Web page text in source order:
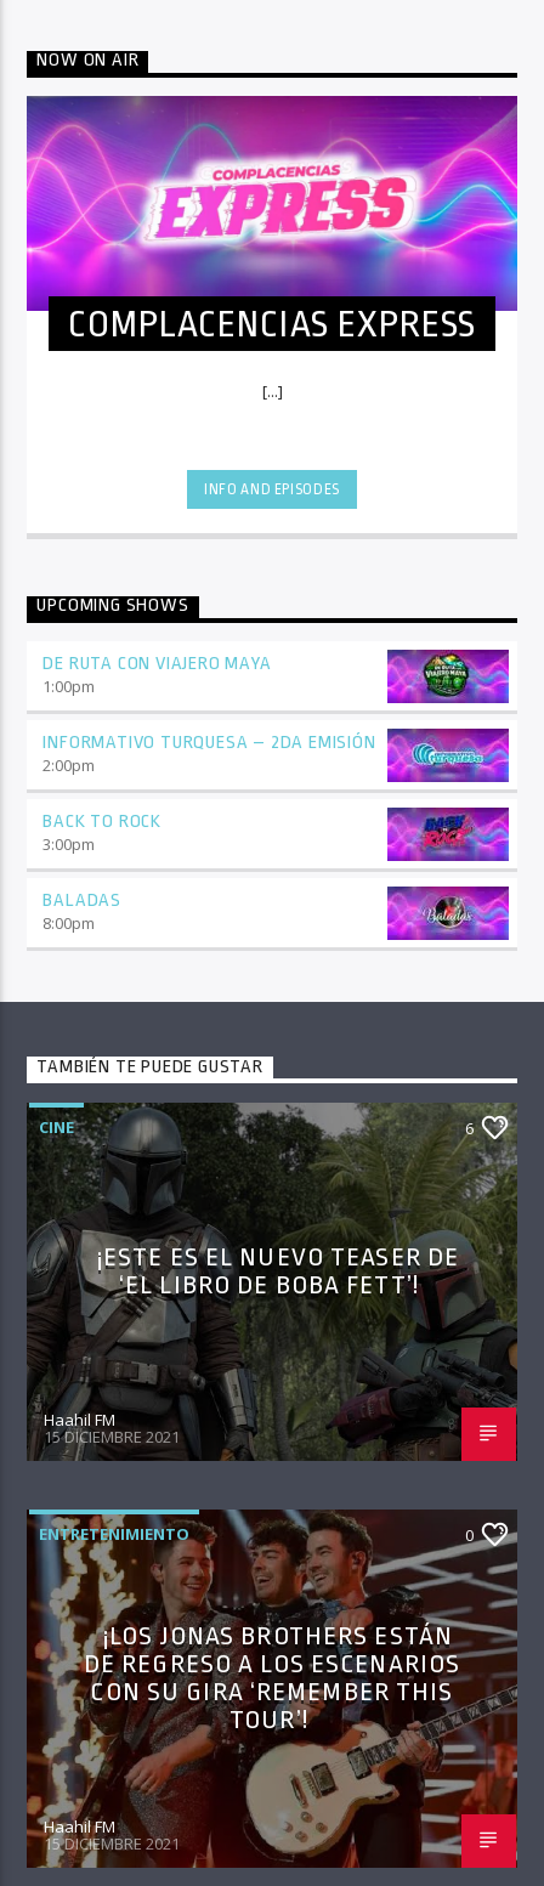
NOW ON AIR
COMPLACENCIAS EXPRESS
[...]
INFO AND EPISODES
UPCOMING SHOWS
DE RUTA CON VIAJERO MAYA
1:00pm
INFORMATIVO TURQUESA – 2DA EMISIÓN
2:00pm
BACK TO ROCK
3:00pm
BALADAS
8:00pm
TAMBIÉN TE PUEDE GUSTAR
CINE 6
¡ESTE ES EL NUEVO TEASER DE
‘EL LIBRO DE BOBA FETT’!
Haahil FM
15 DICIEMBRE 2021
ENTRETENIMIENTO 0
¡LOS JONAS BROTHERS ESTÁN
DE REGRESO A LOS ESCENARIOS
CON SU GIRA ‘REMEMBER THIS
TOUR’!
Haahil FM
15 DICIEMBRE 2021